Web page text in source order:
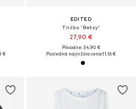
€
EDITED
Tričko 'Betsy'
27,90 €
Pôvodne: 34,90 €
Posledná najnižšia cena:11,16 €